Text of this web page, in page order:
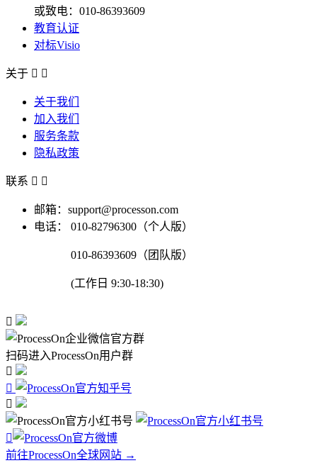
或致电：010-86393609
教育认证
对标Visio
关于  
关于我们
加入我们
服务条款
隐私政策
联系  
邮箱：support@processon.com
电话：
010-82796300（个人版）
010-86393609（团队版）
(工作日 9:30-18:30)

扫码进入ProcessOn用户群




前往ProcessOn全球网站 →